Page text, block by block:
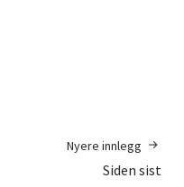
Nyere innlegg
Siden sist